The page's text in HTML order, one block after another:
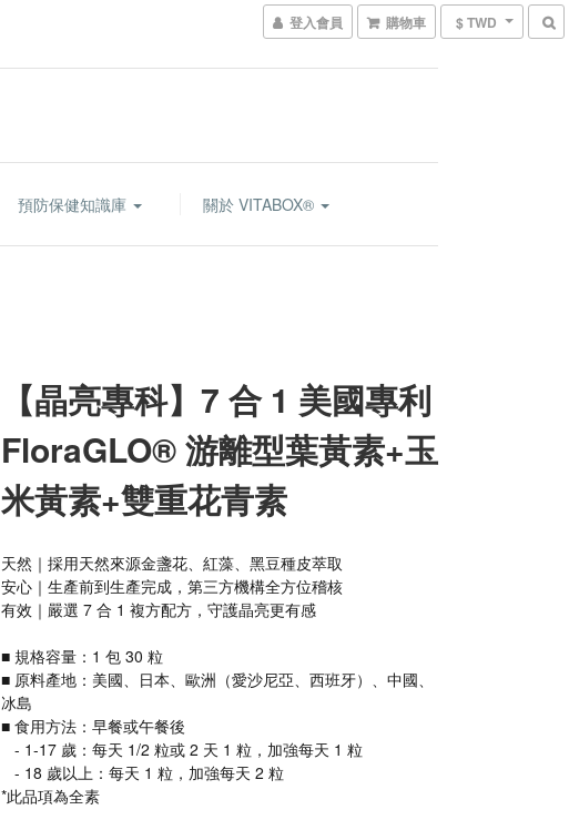
登入會員 購物車 $ TWD
預防保健知識庫 關於 VITABOX®
【晶亮專科】7 合 1 美國專利
FloraGLO® ​游離型葉黃素+玉
米黃素+雙重花青素
天然｜採用天然來源金盞花、紅藻、黑豆種皮萃取
安心｜生產前到生產完成，第三方機構全方位稽核
有效｜嚴選 7 合 1 複方配方，守護晶亮更有感
■ 規格容量：1 包 30 粒
■ 原料產地：美國、日本、歐洲（愛沙尼亞、西班牙）、中國、
冰島
■ 食用方法：早餐或午餐後
   - 1-17 歲：每天 1/2 粒或 2 天 1 粒，加強每天 1 粒
   - 18 歲以上：每天 1 粒，加強每天 2 粒
*此品項為全素